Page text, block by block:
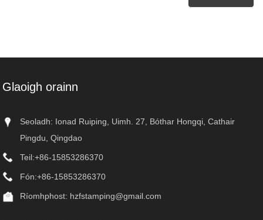
Glaoigh orainn
Seoladh: Ionad Ruiping, Uimh. 27, Bóthar Hongqi, Cathair
Pingdu, Qingdao
Teil:+86-15853286370
Fón:+86-15853286370
Ríomhphost: hzfstamping@gmail.com